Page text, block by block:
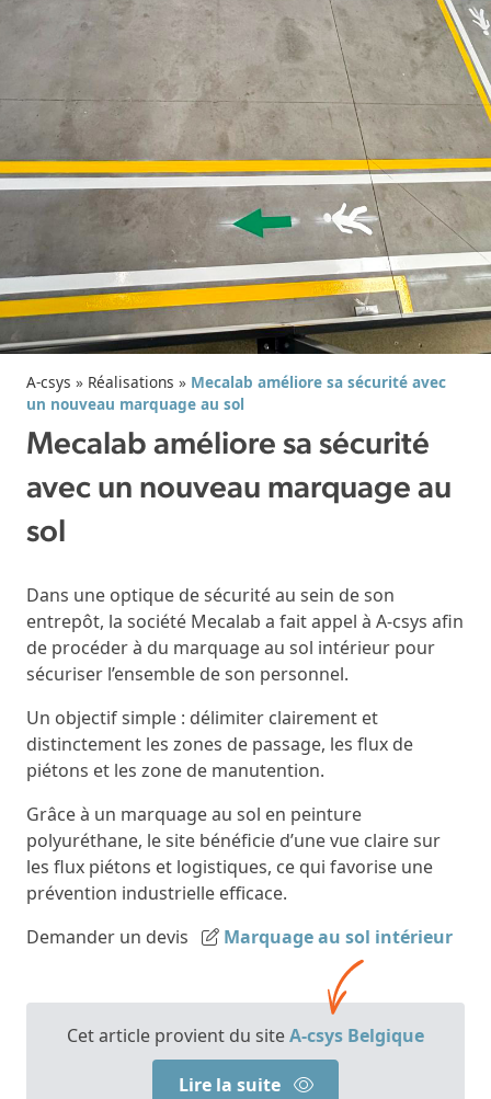
A-csys » Réalisations » Mecalab améliore sa sécurité avec
un nouveau marquage au sol
Mecalab améliore sa sécurité
avec un nouveau marquage au
sol
Dans une optique de sécurité au sein de son
entrepôt, la société Mecalab a fait appel à A-csys afin
de procéder à du marquage au sol intérieur pour
sécuriser l’ensemble de son personnel.
Un objectif simple : délimiter clairement et
distinctement les zones de passage, les flux de
piétons et les zone de manutention.
Grâce à un marquage au sol en peinture
polyuréthane, le site bénéficie d’une vue claire sur
les flux piétons et logistiques, ce qui favorise une
prévention industrielle efficace.
Demander un devis
Marquage au sol intérieur
Cet article provient du siteA-csys Belgique
Lire la suite